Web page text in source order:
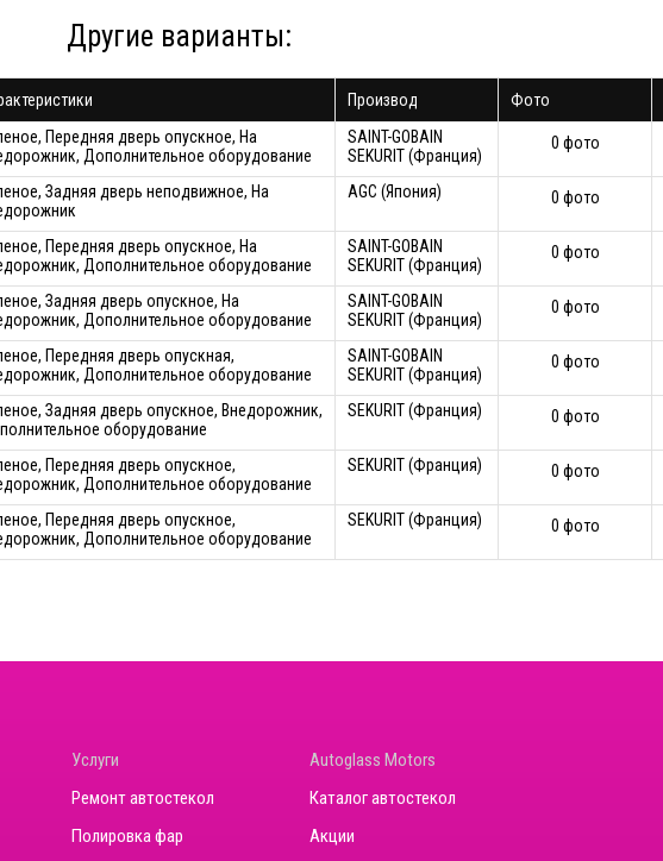
Другие варианты:
Производ Фото
Передняя дверь опускное, На
Дополнительное оборудование
SAINT-GOBAIN
SEKURIT (Франция)
0 фото
Задняя дверь неподвижное, На
AGC (Япония) 0 фото
Передняя дверь опускное, На
Дополнительное оборудование
SAINT-GOBAIN
SEKURIT (Франция)
0 фото
Задняя дверь опускное, На
Дополнительное оборудование
SAINT-GOBAIN
SEKURIT (Франция)
0 фото
Передняя дверь опускная,
Дополнительное оборудование
SAINT-GOBAIN
SEKURIT (Франция)
0 фото
Задняя дверь опускное, Внедорожник,
оборудование
SEKURIT (Франция) 0 фото
Передняя дверь опускное,
Дополнительное оборудование
SEKURIT (Франция) 0 фото
Передняя дверь опускное,
Дополнительное оборудование
SEKURIT (Франция) 0 фото
Услуги
Ремонт автостекол
Полировка фар
Autoglass Motors
Каталог автостекол
Акции